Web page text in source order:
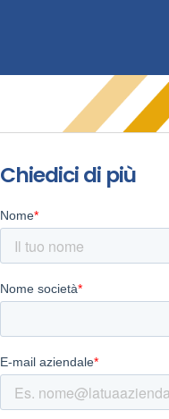
Chiedici di più